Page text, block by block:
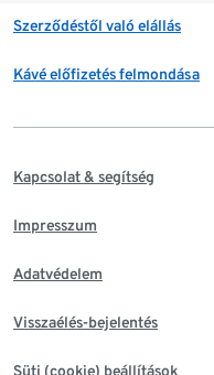
Szerződéstől való elállás
Kávé előfizetés felmondása
Kapcsolat & segítség
Impresszum
Adatvédelem
Visszaélés-bejelentés
Süti (cookie) beállítások